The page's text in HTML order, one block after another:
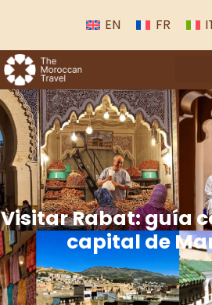
EN FR
Visitar Rabat: guía
capital de